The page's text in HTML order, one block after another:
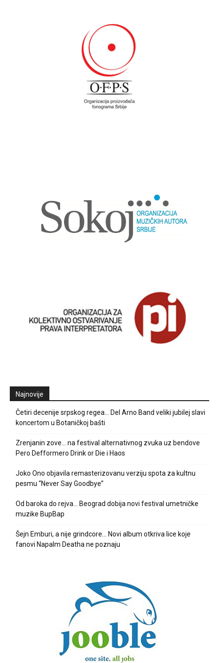
Najnovije
Četiri decenije srpskog regea… Del Arno Band veliki jubilej slavi
koncertom u Botaničkoj bašti
Zrenjanin zove… na festival alternativnog zvuka uz bendove
Pero Defformero Drink or Die i Haos
Joko Ono objavila remasterizovanu verziju spota za kultnu
pesmu “Never Say Goodbye”
Od baroka do rejva… Beograd dobija novi festival umetničke
muzike BupBap
Šejn Emburi, a nije grindcore… Novi album otkriva lice koje
fanovi Napalm Deatha ne poznaju